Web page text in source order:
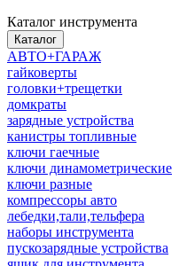
Каталог инструмента
Каталог
АВТО+ГАРАЖ
гайковерты
головки+трещетки
домкраты
зарядные устройства
канистры топливные
ключи гаечные
ключи динамометрические
ключи разные
компрессоры авто
лебедки,тали,тельфера
наборы инструмента
пускозарядные устройства